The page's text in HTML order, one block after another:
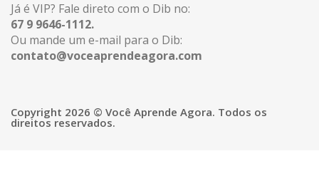
Já é VIP? Fale direto com o Dib no:
67 9 9646-1112.
Ou mande um e-mail para o Dib:
contato@voceaprendeagora.com
Copyright 2026 © Você Aprende Agora. Todos os
direitos reservados.